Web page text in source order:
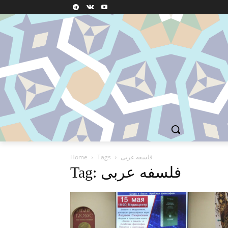
Home Tags فلسفه عربی
Tag: فلسفه عربی